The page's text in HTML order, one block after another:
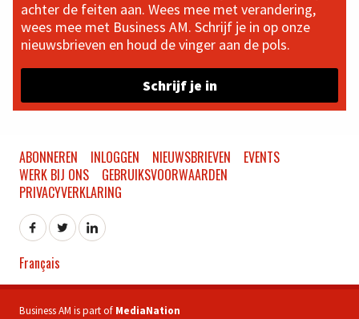
achter de feiten aan. Wees mee met verandering,
wees mee met Business AM. Schrijf je in op onze
nieuwsbrieven en houd de vinger aan de pols.
Schrijf je in
ABONNEREN INLOGGEN NIEUWSBRIEVEN
EVENTS
WERK BIJ ONS
GEBRUIKSVOORWAARDEN
PRIVACYVERKLARING
Français
Business AM is part of MediaNation